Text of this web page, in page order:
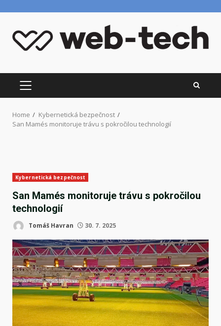
content
PRIMARY
MENU
Home
Kybernetická bezpečnost
San Mamés monitoruje trávu s pokročilou technologií
Kybernetická bezpečnost
San Mamés monitoruje trávu s pokročilou
technologií
Tomáš Havran 30. 7. 2025